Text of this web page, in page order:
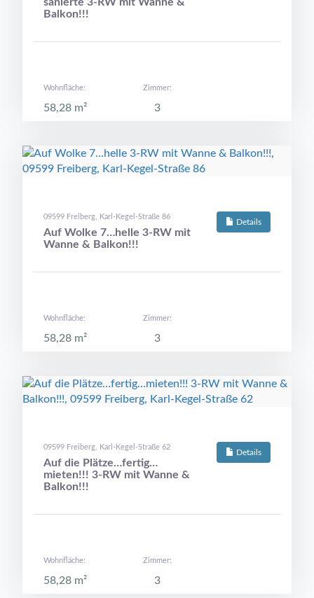
Balkon!!!
Wohnfläche:
58,28 m²
Zimmer:
3
Details
09599 Freiberg, Karl-Kegel-Straße 86
Auf Wolke 7…helle 3-RW mit
Wanne & Balkon!!!
Wohnfläche:
58,28 m²
Zimmer:
3
Details
09599 Freiberg, Karl-Kegel-Straße 62
Auf die Plätze…fertig…
mieten!!! 3-RW mit Wanne &
Balkon!!!
Wohnfläche:
58,28 m²
Zimmer:
3